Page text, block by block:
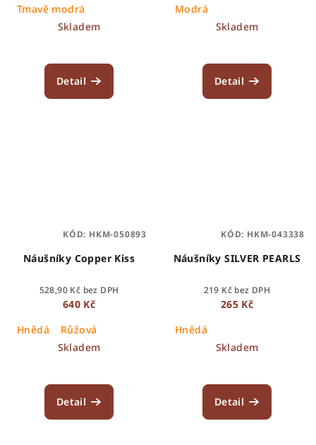
Tmavě modrá
Skladem
Detail
Modrá
Skladem
Detail
Náušníky Copper Kiss
528,90 Kč bez DPH
640 Kč
Hnědá
Růžová
Skladem
Detail
KÓD: HKM-050893
Náušníky SILVER PEARLS
219 Kč bez DPH
265 Kč
Hnědá
Skladem
Detail
KÓD: HKM-043338